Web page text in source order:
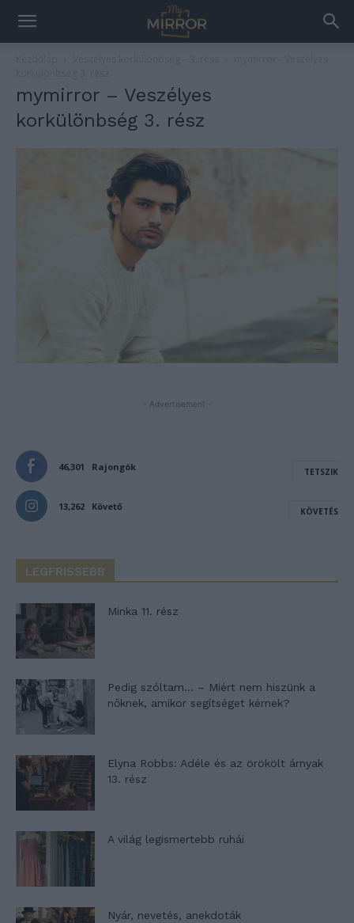
mymirror – Veszélyes
korkülönbség 3. rész
- Advertisement -
46,301 Rajongók TETSZIK
13,262 Követő KÖVETÉS
LEGFRISSEBB
Minka 11. rész
Pedig szóltam… – Miért nem hiszünk a
nőknek, amikor segítséget kérnek?
Elyna Robbs: Adéle és az örökölt árnyak
13. rész
A világ legismertebb ruhái
Nyár, nevetés, anekdoták